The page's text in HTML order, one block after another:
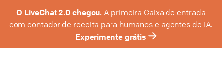
O LiveChat 2.0 chegou. A primeira Caixa de entrada
com contador de receita para humanos e agentes de IA.
Experimente grátis